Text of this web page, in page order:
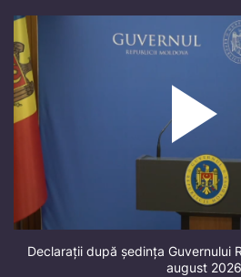
Declarații după ședința Guvernului
august 2026